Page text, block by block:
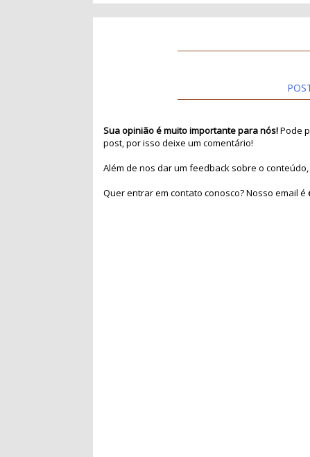
Sua opinião é muito importante para nós!Pode
post, por isso deixe um comentário!
Além de nos dar um feedback sobre o
Quer entrar em contato conosco? Nosso email é